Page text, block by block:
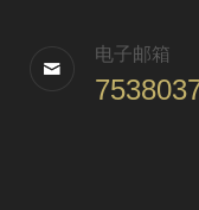
电子邮箱